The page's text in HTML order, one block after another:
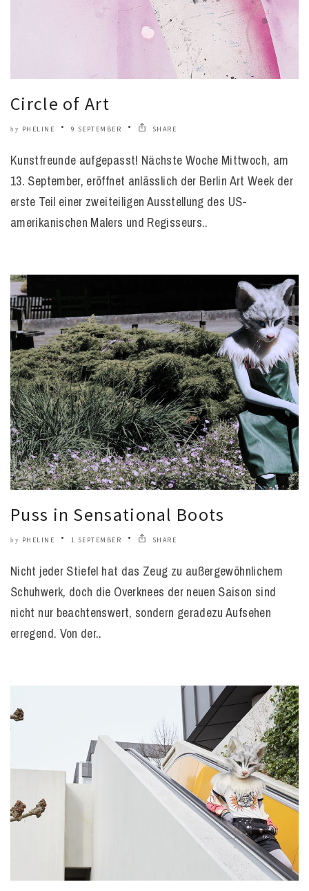
Circle of Art
by PHELINE 9 SEPTEMBER SHARE
Kunstfreunde aufgepasst! Nächste Woche Mittwoch, am
13. September, eröffnet anlässlich der Berlin Art Week der
erste Teil einer zweiteiligen Ausstellung des US-
amerikanischen Malers und Regisseurs..
Puss in Sensational Boots
by PHELINE 1 SEPTEMBER SHARE
Nicht jeder Stiefel hat das Zeug zu außergewöhnlichem
Schuhwerk, doch die Overknees der neuen Saison sind
nicht nur beachtenswert, sondern geradezu Aufsehen
erregend. Von der..